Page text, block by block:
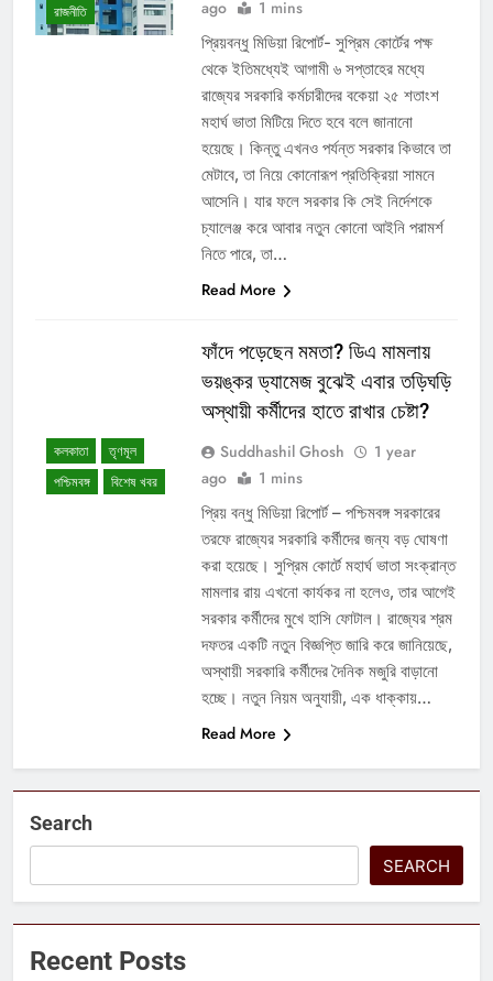
রাজনীতি
ago
1 mins
প্রিয়বন্ধু মিডিয়া রিপোর্ট- সুপ্রিম কোর্টের পক্ষ
থেকে ইতিমধ্যেই আগামী ৬ সপ্তাহের মধ্যে
রাজ্যের সরকারি কর্মচারীদের বকেয়া ২৫ শতাংশ
মহার্ঘ ভাতা মিটিয়ে দিতে হবে বলে জানানো
হয়েছে। কিন্তু এখনও পর্যন্ত সরকার কিভাবে তা
মেটাবে, তা নিয়ে কোনোরূপ প্রতিক্রিয়া সামনে
আসেনি। যার ফলে সরকার কি সেই নির্দেশকে
চ্যালেঞ্জ করে আবার নতুন কোনো আইনি পরামর্শ
নিতে পারে, তা…
Read More
কলকাতা
তৃণমূল
পশ্চিমবঙ্গ
বিশেষ খবর
ফাঁদে পড়েছেন মমতা? ডিএ মামলায়
ভয়ঙ্কর ড্যামেজ বুঝেই এবার তড়িঘড়ি
অস্থায়ী কর্মীদের হাতে রাখার চেষ্টা?
Suddhashil Ghosh
1 year
ago
1 mins
প্রিয় বন্ধু মিডিয়া রিপোর্ট – পশ্চিমবঙ্গ সরকারের
তরফে রাজ্যের সরকারি কর্মীদের জন্য বড় ঘোষণা
করা হয়েছে। সুপ্রিম কোর্টে মহার্ঘ ভাতা সংক্রান্ত
মামলার রায় এখনো কার্যকর না হলেও, তার আগেই
সরকার কর্মীদের মুখে হাসি ফোটাল। রাজ্যের শ্রম
দফতর একটি নতুন বিজ্ঞপ্তি জারি করে জানিয়েছে,
অস্থায়ী সরকারি কর্মীদের দৈনিক মজুরি বাড়ানো
হচ্ছে। নতুন নিয়ম অনুযায়ী, এক ধাক্কায়…
Read More
Search
SEARCH
Recent Posts